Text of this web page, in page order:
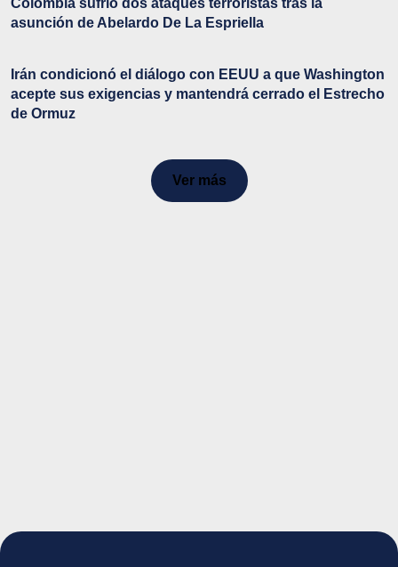
asunción de Abelardo De La Espriella
Irán condicionó el diálogo con EEUU a que Washington
acepte sus exigencias y mantendrá cerrado el Estrecho
de Ormuz
Ver más